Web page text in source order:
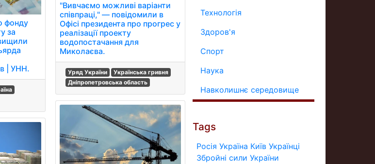
фонду
за
| УНН.
"Вивчаємо можливі варіанти
співпраці," — повідомили в
Офісі президента про прогрес у
реалізації проекту
водопостачання для
Миколаєва.
Уряд України
Українська гривня
Дніпропетровська область
Технологія
Здоров'я
Спорт
Наука
Навколишнє середовище
Tags
Росія Україна Київ Українці
Збройні сили України